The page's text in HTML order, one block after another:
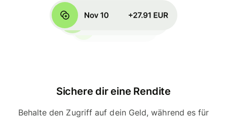
Sichere dir eine Rendite
Behalte den Zugriff auf dein Geld, während es für